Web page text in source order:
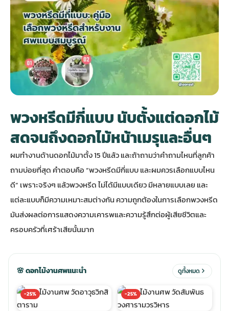
ดอกไม้หน้างานศพ
ดอกไม้หน้าโลง
จัดดอกไม้หน้ารูป
จัดดอกไม้หน้าโลง
ดอกไม้ศพ
ดอกไม้งานศพ ส่งด่วน
ดอกไม้งานศพ กรุงเทพ
ดอกไม้งานศพ ปากคลองตลาด
ร้านดอกไม้งานศพ ใกล้ฉัน
ดอกไม้พวงหรีด
พวงหรีดปทุม
พวงหรีดพระราม 2
พวงหรีด ปากคลองตลาด
พวงหรีดราคาถูก
พวงหรีดดอกไม้สด
พวงหรีดดอกไม้สด ราคาถูก
สั่งพวงหรีด ออนไลน์
ส่งพวงหรีด ด่วน กรุงเทพ
กไม้หน้าเมรุ
น้าเมรุ ราคา
รุ กรุงเทพ
ม้หน้าเมรุ
มรุ ราคาถูก
ม้หน้าเมรุ
ระดับเมรุ
มรุ ออนไลน์
มรุ ส่งด่วน
อกไม้งานแต่ง
ดอกไม้งานแต่ง
ไม้งานแต่ง แบบสวยๆ
พวงหรีดพัดลม ส่งด่วน
สั่งพวงหรีดพัดลม
ร้านพวงหรีดพัดลม
พวงหรีดพัดลม ปากคลองตลาด
พวงหรีดพัดลม แบบสวยๆ
แพ็คเกจจัดงานศพ
ค่าใช้จ่ายจัดงานศพ
จัดงานศพ วัด
ขั้นตอนจัดงานศพ
จัดงานศพ ราคาถูก
พวงหรีดมีกี่แบบ นับตั้งแต่ดอกไม้
สดจนถึงดอกไม้หน้าเมรุและอื่นๆ
ผมทำงานด้านดอกไม้มาตั้ง 15 ปีแล้ว และถ้าถามว่าคำถามไหนที่ลูกค้า
ถามบ่อยที่สุด คำตอบคือ “พวงหรีดมีกี่แบบ และผมควรเลือกแบบไหน
ดี” เพราะจริงๆ แล้วพวงหรีด ไม่ได้มีแบบเดียว มีหลายแบบเลย และ
แต่ละแบบก็มีความเหมาะสมต่างกัน ความถูกต้องในการเลือกพวงหรีด
มันส่งผลต่อการแสดงความเคารพและความรู้สึกต่อผู้เสียชีวิตและ
ครอบครัวที่เศร้าเสียนั้นมาก
🌸 ดอกไม้งานศพแนะนำ ดูทั้งหมด
-25% -25%